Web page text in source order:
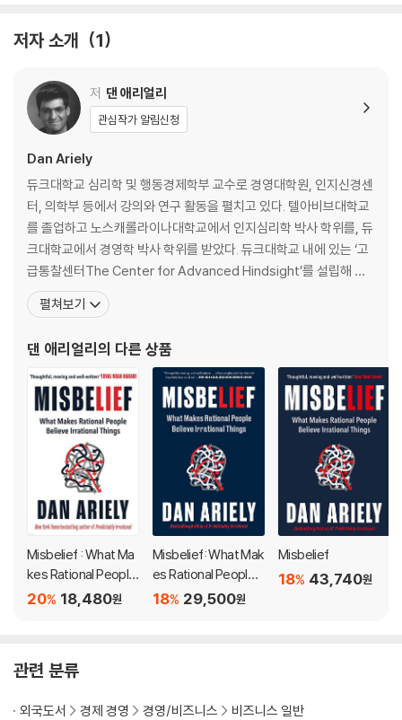
저자 소개 1
저 댄 애리얼리
관심작가 알림신청
Dan Ariely
듀크대학교 심리학 및 행동경제학부 교수로 경영대학원, 인지신경센
터, 의학부 등에서 강의와 연구 활동을 펼치고 있다. 텔아비브대학교
를 졸업하고 노스캐롤라이나대학교에서 인지심리학 박사 학위를, 듀
크대학교에서 경영학 박사 학위를 받았다. 듀크대학교 내에 있는 ‘고
급통찰센터The Center for Advanced Hindsight’를 설립해 운
영하고 있기도 하다. 그의 다양한 연구 업적은 〈뉴욕타임스〉 〈월스트
리트저널〉 〈워싱턴포스트〉 〈보스턴글로브〉 등 유수의 매체에 소개되
간은 비합리적이지만 그 행동 패턴을 예측할
펼쳐보기
댄 애리얼리 의 다른 상품
Misbelief : What Ma
kes Rational People
Believe Irrational Thi
18,480원
20%
Misbelief: What Mak
es Rational People B
elieve Irrational Thin
29,500원
18%
Misbelief
43,740원
18%
관련 분류
외국도서 경제 경영 경영/비즈니스 비즈니스 일반